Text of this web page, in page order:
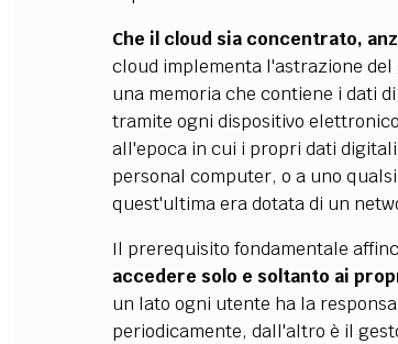
Che il cloud sia concentrato,
cloud implementa l'astrazione
una memoria che contiene i dati
tramite ogni dispositivo
all'epoca in cui i propri dati
personal computer, o a uno
quest'ultima era dotata di un
Il prerequisito fondamentale
accedere solo e soltanto ai
un lato ogni utente ha la
periodicamente, dall'altro è il